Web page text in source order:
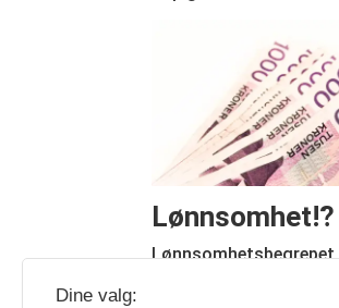
Lønnsomhet!?
Dine valg: